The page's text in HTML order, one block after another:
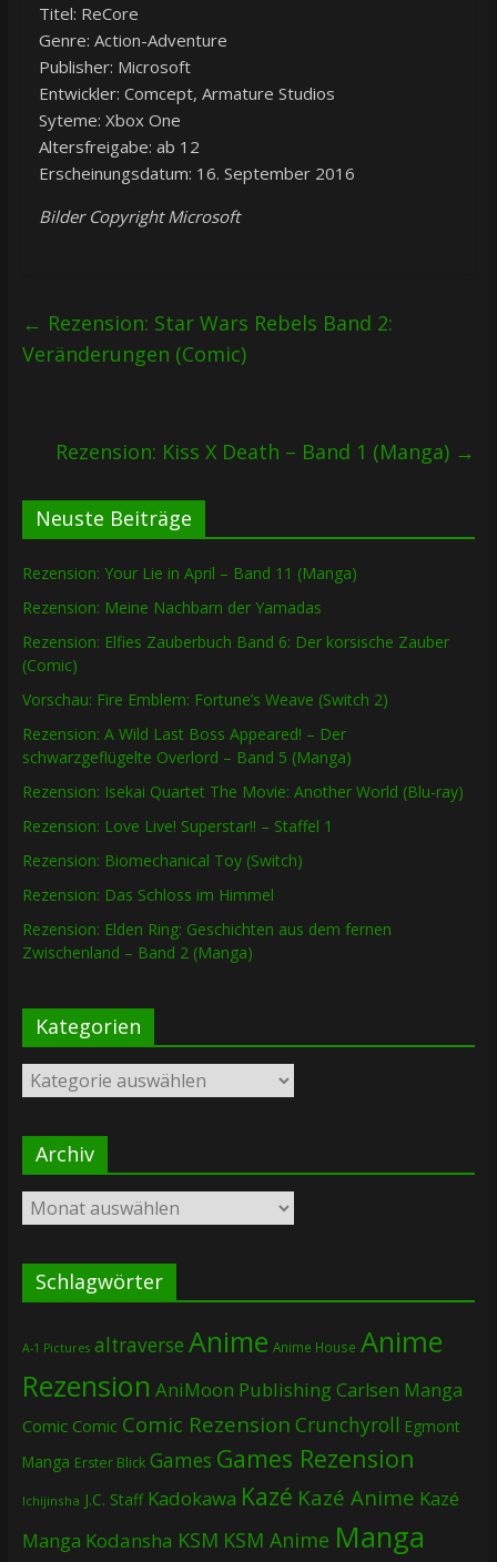
Titel: ReCore
Genre: Action-Adventure
Publisher: Microsoft
Entwickler: Comcept, Armature Studios
Syteme: Xbox One
Altersfreigabe: ab 12
Erscheinungsdatum: 16. September 2016
Bilder Copyright Microsoft
← Rezension: Star Wars Rebels Band 2:
Veränderungen (Comic)
Rezension: Kiss X Death – Band 1 (Manga) →
Neuste Beiträge
Rezension: Your Lie in April – Band 11 (Manga)
Rezension: Meine Nachbarn der Yamadas
Rezension: Elfies Zauberbuch Band 6: Der korsische Zauber
(Comic)
Vorschau: Fire Emblem: Fortune’s Weave (Switch 2)
Rezension: A Wild Last Boss Appeared! – Der
schwarzgeflügelte Overlord – Band 5 (Manga)
Rezension: Isekai Quartet The Movie: Another World (Blu-ray)
Rezension: Love Live! Superstar!! – Staffel 1
Rezension: Biomechanical Toy (Switch)
Rezension: Das Schloss im Himmel
Rezension: Elden Ring: Geschichten aus dem fernen
Zwischenland – Band 2 (Manga)
Kategorien
Kategorien
Archiv
Archiv
Schlagwörter
A-1 Pictures altraverse Anime Anime House Anime
Rezension AniMoon PublishingCarlsen Manga
Comic Comic Comic Rezension Crunchyroll Egmont
Manga Erster Blick Games Games Rezension
Ichijinsha J.C. Staff Kadokawa Kazé Kazé Anime Kazé
Manga Kodansha KSM KSM Anime Manga